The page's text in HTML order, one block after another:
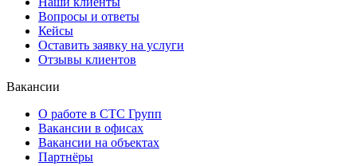
Вопросы и ответы
Кейсы
Оставить заявку на услуги
Отзывы клиентов
Вакансии
О работе в СТС Групп
Вакансии в офисах
Вакансии на объектах
Партнёры